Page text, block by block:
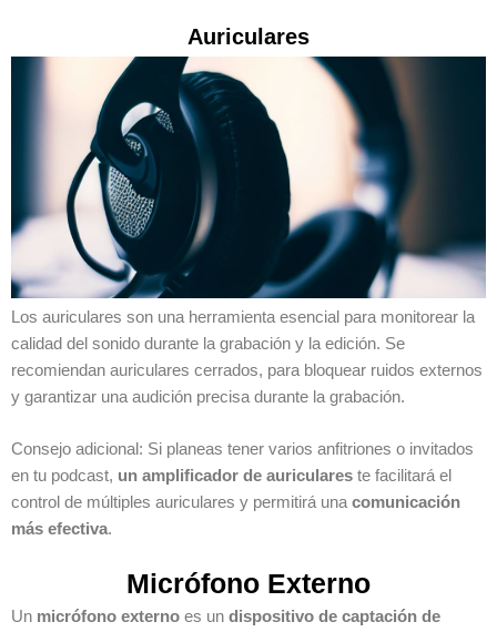
Auriculares
Los auriculares son una herramienta esencial para monitorear la
calidad del sonido durante la grabación y la edición. Se
recomiendan auriculares cerrados, para bloquear ruidos externos
y garantizar una audición precisa durante la grabación.
Consejo adicional: Si planeas tener varios anfitriones o invitados
en tu podcast, un amplificador de auriculares te facilitará el
control de múltiples auriculares y permitirá unacomunicación
más efectiva.
Micrófono Externo
Un micrófono externo es un dispositivo de captación de